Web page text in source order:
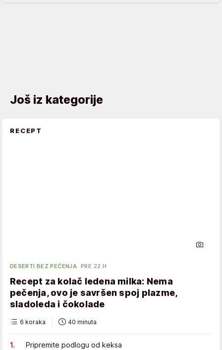
Još iz kategorije
RECEPT
DESERTI BEZ PEČENJA PRE 22 H
Recept za kolač ledena milka: Nema
pečenja, ovo je savršen spoj plazme,
sladoleda i čokolade
6 koraka 40 minuta
Pripremite podlogu od keksa